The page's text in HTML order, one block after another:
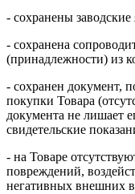
- сохранены
- сохранена
(принадлежности) из
- сохранен документ,
покупки Товара
документа не лишает
свидетельские
- на Товаре
повреждений,
негативных внешних